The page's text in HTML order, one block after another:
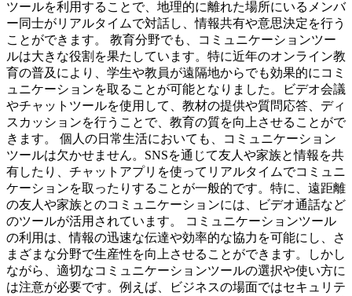
ツールを利用することで、地理的に離れた場所にいるメンバ
ー同士がリアルタイムで対話し、情報共有や意思決定を行う
ことができます。 教育分野でも、コミュニケーションツー
ルは大きな役割を果たしています。特に近年のオンライン教
育の普及により、学生や教員が遠隔地からでも効果的にコミ
ュニケーションを取ることが可能となりました。ビデオ会議
やチャットツールを使用して、教材の提供や質問応答、ディ
スカッションを行うことで、教育の質を向上させることがで
きます。 個人の日常生活においても、コミュニケーション
ツールは欠かせません。SNSを通じて友人や家族と情報を共
有したり、チャットアプリを使ってリアルタイムでコミュニ
ケーションを取ったりすることが一般的です。特に、遠距離
の友人や家族とのコミュニケーションには、ビデオ通話など
のツールが活用されています。 コミュニケーションツール
の利用は、情報の迅速な伝達や効率的な協力を可能にし、さ
まざまな分野で生産性を向上させることができます。しかし
ながら、適切なコミュニケーションツールの選択や使い方に
は注意が必要です。例えば、ビジネスの場面ではセキュリテ